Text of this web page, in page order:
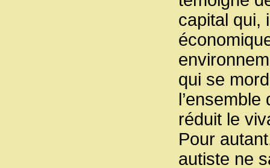
capital qui,
qui se
réduit le
Pour
autiste ne